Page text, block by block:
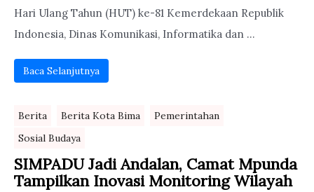
Hari Ulang Tahun (HUT) ke-81 Kemerdekaan Republik
Indonesia, Dinas Komunikasi, Informatika dan ...
Baca Selanjutnya
Berita Berita Kota Bima
Pemerintahan
Sosial Budaya
SIMPADU Jadi Andalan, Camat Mpunda
Tampilkan Inovasi Monitoring Wilayah